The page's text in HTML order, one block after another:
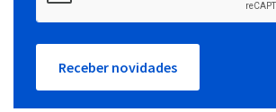
Receber novidades